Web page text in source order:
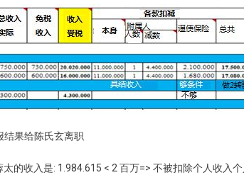
结果给陈氏玄离职
的收入是: 1.984.615 < 2 百万=> 不被扣除个人收入